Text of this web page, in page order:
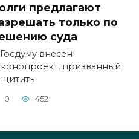
предлагают
только по
суда
внесен
призванный
0 452